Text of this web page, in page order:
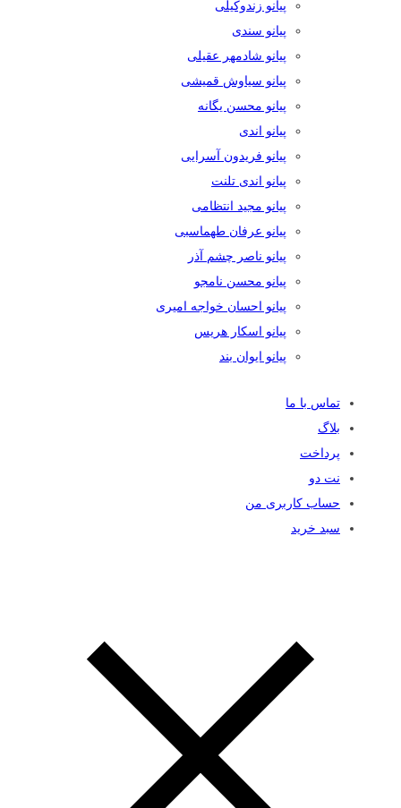
پیانو زندوکیلی
پیانو سندی
پیانو شادمهر عقیلی
پیانو سیاوش قمیشی
پیانو محسن یگانه
پیانو اندی
پیانو فریدون آسرایی
پیانو اندی تلنت
پیانو مجید انتظامی
پیانو عرفان طهماسبی
پیانو ناصر چشم آذر
پیانو محسن نامجو
پیانو احسان خواجه امیری
پیانو اسکار هریس
پیانو ایوان بند
تماس با ما
بلاگ
پرداخت
نت دو
حساب کاربری من
سبد خرید